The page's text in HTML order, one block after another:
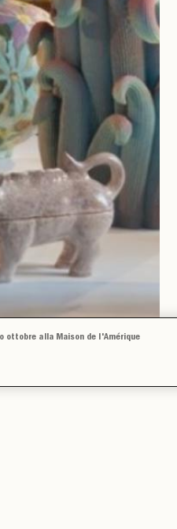
ottobre alla Maison de l'Amérique